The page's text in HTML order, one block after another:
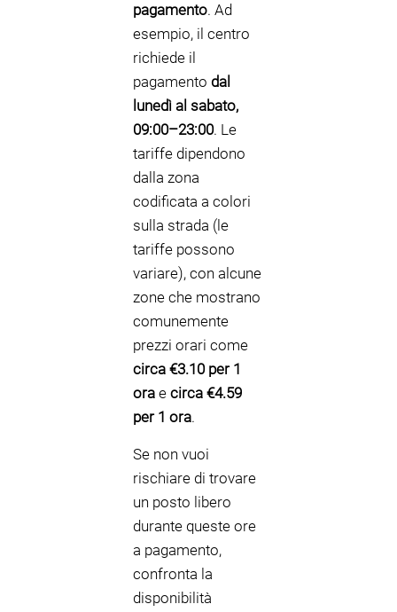
pagamento. Ad
esempio, il centro
richiede il
pagamento dal
lunedì al sabato,
09:00–23:00. Le
tariffe dipendono
dalla zona
codificata a colori
sulla strada (le
tariffe possono
variare), con alcune
zone che mostrano
comunemente
prezzi orari come
circa €3.10 per 1
ora e circa €4.59
per 1 ora.
Se non vuoi
rischiare di trovare
un posto libero
durante queste ore
a pagamento,
confronta la
disponibilità